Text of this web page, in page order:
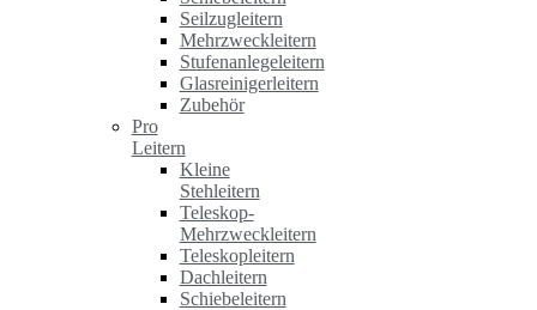
Seilzugleitern
Mehrzweckleitern
Stufenanlegeleitern
Glasreinigerleitern
Zubehör
Pro
Leitern
Kleine
Stehleitern
Teleskop-
Mehrzweckleitern
Teleskopleitern
Dachleitern
Schiebeleitern